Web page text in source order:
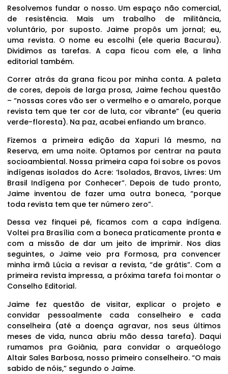
Resolvemos fundar o nosso. Um espaço não comercial,
de resistência. Mais um trabalho de militância,
voluntário, por suposto. Jaime propôs um jornal; eu,
uma revista. O nome eu escolhi (ele queria Bacurau).
Dividimos as tarefas. A capa ficou com ele, a linha
editorial também.
Correr atrás da grana ficou por minha conta. A paleta
de cores, depois de larga prosa, Jaime fechou questão
– “nossas cores vão ser o vermelho e o amarelo, porque
revista tem que ter cor de luta, cor vibrante” (eu queria
verde-floresta). Na paz, acabei enfiando um branco.
Fizemos a primeira edição da Xapuri lá mesmo, na
Reserva, em uma noite. Optamos por centrar na pauta
socioambiental. Nossa primeira capa foi sobre os povos
indígenas isolados do Acre: ‘Isolados, Bravos, Livres: Um
Brasil Indígena por Conhecer”. Depois de tudo pronto,
Jaime inventou de fazer uma outra boneca, “porque
toda revista tem que ter número zero”.
Dessa vez finquei pé, ficamos com a capa indígena.
Voltei pra Brasília com a boneca praticamente pronta e
com a missão de dar um jeito de imprimir. Nos dias
seguintes, o Jaime veio pra Formosa, pra convencer
minha irmã Lúcia a revisar a revista, “de grátis”. Com a
primeira revista impressa, a próxima tarefa foi montar o
Conselho Editorial.
Jaime fez questão de visitar, explicar o projeto e
convidar pessoalmente cada conselheiro e cada
conselheira (até a doença agravar, nos seus últimos
meses de vida, nunca abriu mão dessa tarefa). Daqui
rumamos pra Goiânia, para convidar o arqueólogo
Altair Sales Barbosa, nosso primeiro conselheiro. “O mais
sabido de nóis,” segundo o Jaime.